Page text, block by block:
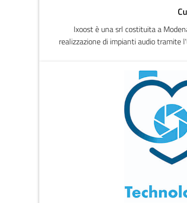
Ixoost è una srl costituita a
realizzazione di impianti audio